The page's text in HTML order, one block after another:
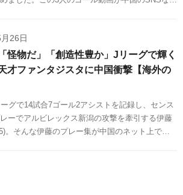
26日
怪物だ」「創造性豊か」Jリーグで輝く
才ファンタジスタに中国衝撃【海外の
グで14試合7ゴール2アシストを記録し、センス
ーでアルビレックス新潟の攻撃を牽引する伊藤
。そんな伊藤のプレー集が中国のネット上で紹